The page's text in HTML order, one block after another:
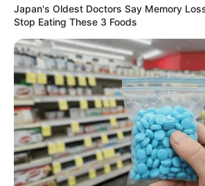
Japan's Oldest Doctors Say Memory
Stop Eating These 3 Foods